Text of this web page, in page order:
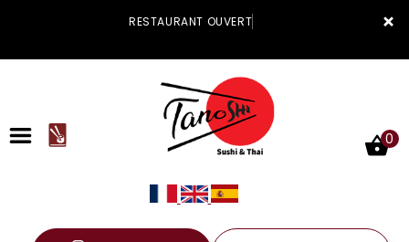
×
RESTAURANT OUVERT
0